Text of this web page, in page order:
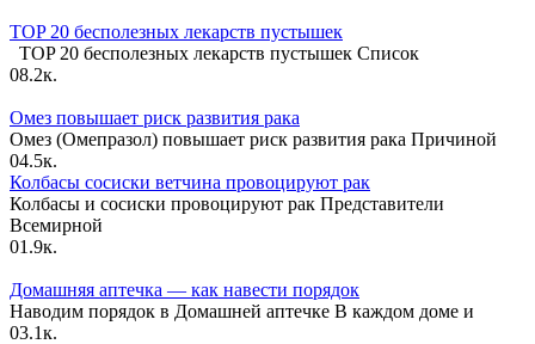
TOP 20 бесполезных лекарств пустышек
TOP 20 бесполезных лекарств пустышек Список
08.2к.
Омез повышает риск развития рака
Омез (Омепразол) повышает риск развития рака Причиной
04.5к.
Колбасы сосиски ветчина провоцируют рак
Колбасы и сосиски провоцируют рак Представители
Всемирной
01.9к.
Домашняя аптечка — как навести порядок
Наводим порядок в Домашней аптечке В каждом доме и
03.1к.